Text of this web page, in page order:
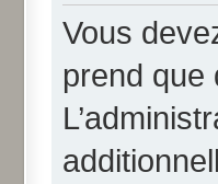
Vous
prend que